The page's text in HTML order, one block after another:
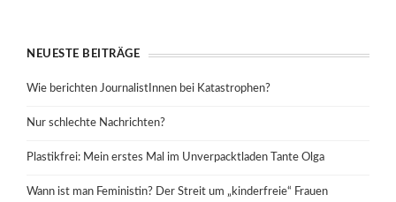
NEUESTE BEITRÄGE
Wie berichten JournalistInnen bei Katastrophen?
Nur schlechte Nachrichten?
Plastikfrei: Mein erstes Mal im Unverpacktladen Tante Olga
Wann ist man Feministin? Der Streit um „kinderfreie“ Frauen